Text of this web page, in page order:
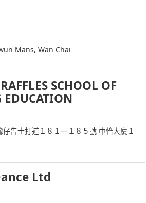
Mans, Wan Chai
SCHOOL OF
告士打道１８１一１８５號 中怡大廈１
Ltd